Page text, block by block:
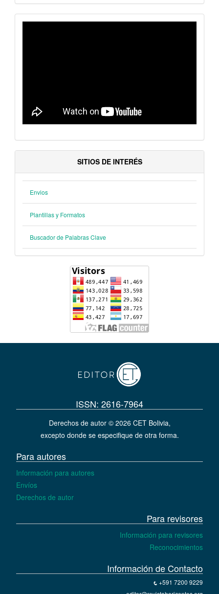
VIDEO
SITIOS DE INTERÉS
Envios
Plantillas y Formatos
Buscador de Palabras Clave
ISSN: 2616-7964
Derechos de autor © 2026 CET Bolivia,
excepto donde se especifique de otra forma.
Para autores
Información para autores
Envíos
Derechos de autor
Para revisores
Información para revisores
Reconocimientos
Información de Contacto
+591 7200 9229